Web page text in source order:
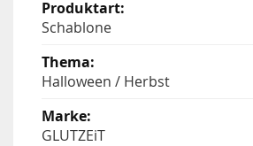
Schablone
Halloween / Herbst
GLUTZEiT